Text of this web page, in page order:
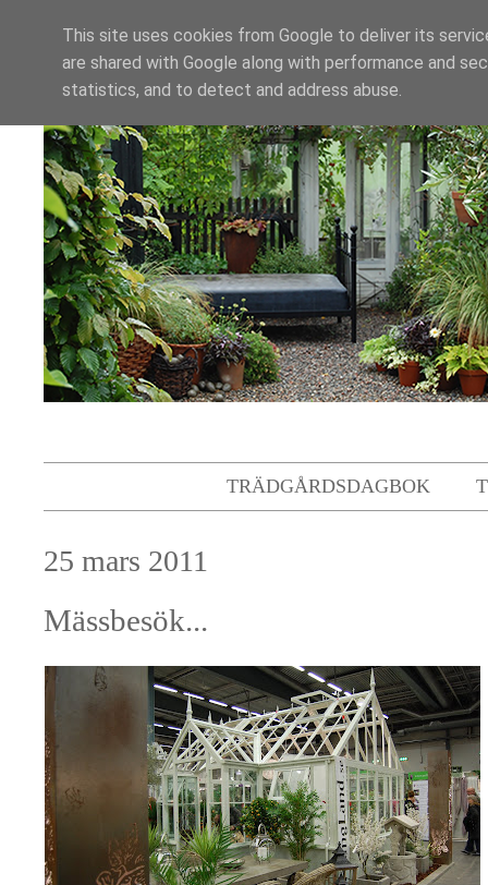
TRÄDGÅRDSDAGBOK
25 mars 2011
Mässbesök...
This site uses cookies from Google to deliver its
are shared with Google along with performance and
statistics, and to detect and address abuse.